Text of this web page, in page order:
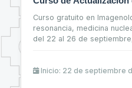
Curso gratuito en
resonancia, medicina
del 22 al 26 de
Inicio: 22 de septiembre